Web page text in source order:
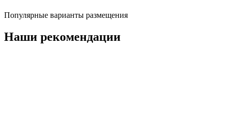
Популярные варианты размещения
Наши рекомендации